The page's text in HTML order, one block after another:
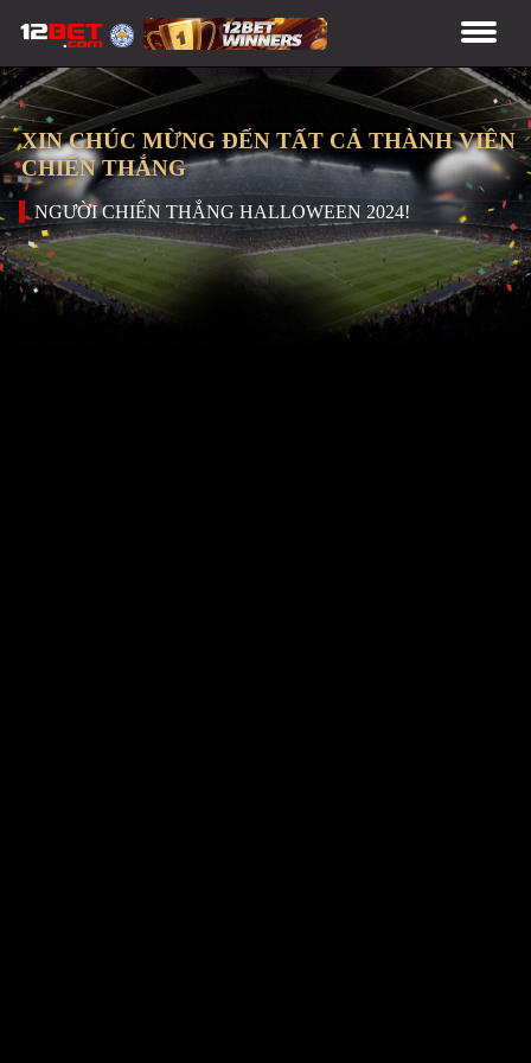
XIN CHÚC MỪNG ĐẾN TẤT CẢ THÀNH VIÊN
CHIẾN THẮNG
NGƯỜI CHIẾN THẮNG HALLOWEEN 2024!